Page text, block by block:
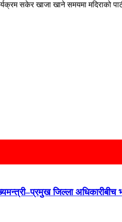
सकेर खाजा खाने समयमा मदिराको
जिल्ला